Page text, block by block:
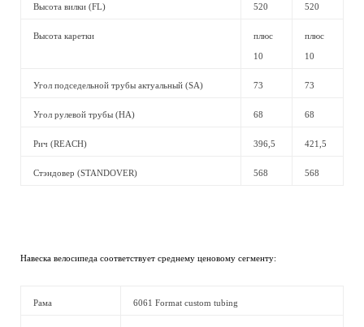
Высота вилки (FL) 520 520
Высота каретки плюс
10
плюс
10
Угол подседельной трубы актуальный (SA) 73 73
Угол рулевой трубы (HA) 68 68
Рич (REACH) 396,5 421,5
Стэндовер (STANDOVER) 568 568
Навеска велосипеда соответствует среднему ценовому сегменту:
Рама 6061 Format custom tubing